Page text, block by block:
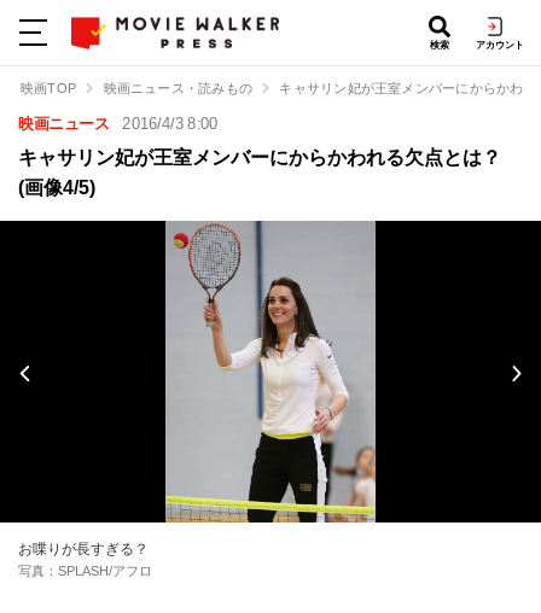
検索 アカウント
映画TOP 映画ニュース・読みもの キャサリン妃が王室メンバーにからかわれ
映画ニュース 2016/4/3 8:00
キャサリン妃が王室メンバーにからかわれる欠点とは？
(画像4/5)
お喋りが長すぎる？
写真：SPLASH/アフロ